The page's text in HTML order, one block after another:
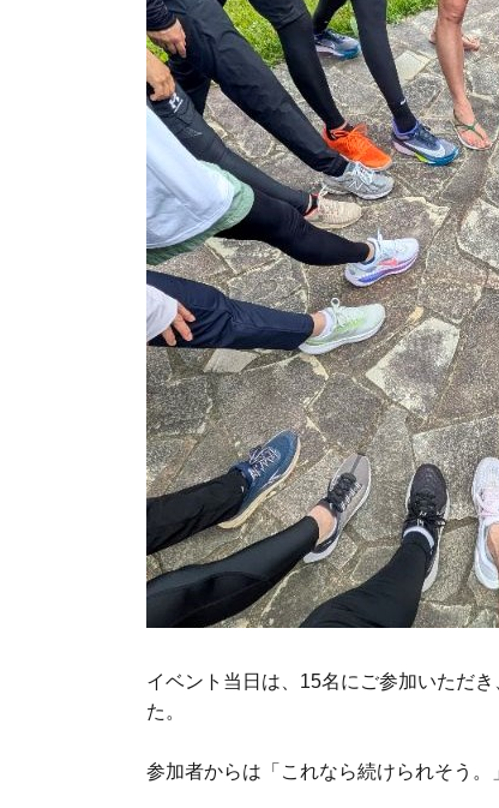
イベント当日は、15名にご参加いただ
た。
参加者からは「これなら続けられそう